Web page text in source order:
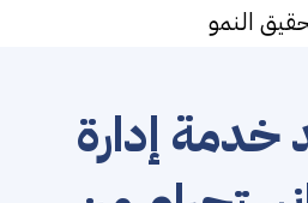
النمو
خدمة إدارة